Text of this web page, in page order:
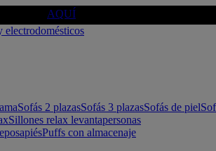
AQUÍ
Sofás 2 plazasSofás 3 plazasSofás de piel
Sillones relax levantapersonas
Puffs con almacenaje